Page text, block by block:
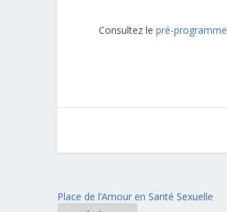
Consultez le pré-programme
Place de l’Amour en Santé Sexuelle